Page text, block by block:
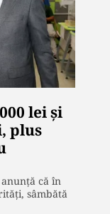
lei și
plus
că în
sâmbătă